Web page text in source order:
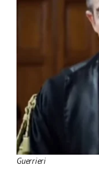
Guerrieri